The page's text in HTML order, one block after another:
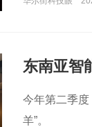
东南亚智
今年第二季
羊”。